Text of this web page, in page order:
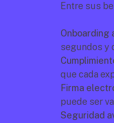
Entre sus
Onboarding
segundos y
que cada
Firma
puede ser
Seguridad